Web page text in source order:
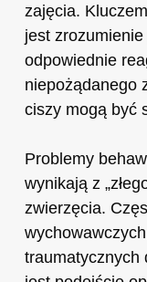
zajęcia.
jest
odpowiednie
niepożądanego
ciszy mogą być
Problemy
wynikają z
zwierzęcia.
traumatycznych